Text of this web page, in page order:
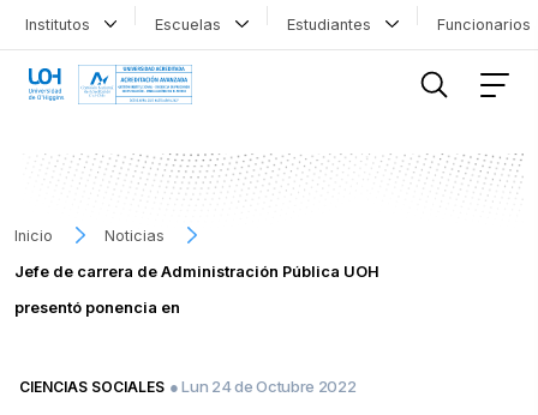
Institutos Escuelas Estudiantes
Inicio
Noticias
Jefe de carrera de Administración Pública UOH
presentó ponencia en
CIENCIAS SOCIALES ● Lun 24 de Octubre 2022